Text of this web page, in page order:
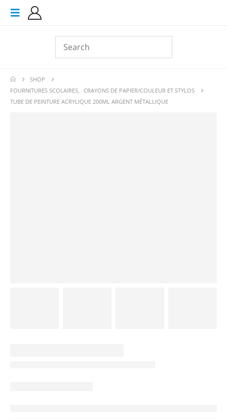
SHOP
FOURNITURES SCOLAIRES, CRAYONS DE PAPIER/COULEUR ET STYLOS
TUBE DE PEINTURE ACRYLIQUE 200ML ARGENT MÉTALLIQUE